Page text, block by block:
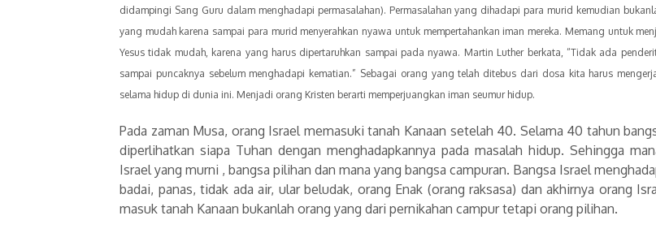
didampingi Sang Guru dalam menghadapi permasalahan). Permasalahan yang dihadapi para murid kemudian
yang mudah karena sampai para murid menyerahkan nyawa untuk mempertahankan iman mereka. Memang untuk
Yesus tidak mudah, karena yang harus dipertaruhkan sampai pada nyawa. Martin Luther berkata, “Tidak ada
sampai puncaknya sebelum menghadapi kematian.” Sebagai orang yang telah ditebus dari dosa kita harus
selama hidup di dunia ini. Menjadi orang Kristen berarti memperjuangkan iman seumur hidup.
Pada zaman Musa, orang Israel memasuki tanah Kanaan setelah 40. Selama 40 tahun
diperlihatkan siapa Tuhan dengan menghadapkannya pada masalah hidup. Sehingga
Israel yang murni , bangsa pilihan dan mana yang bangsa campuran. Bangsa Israel
badai, panas, tidak ada air, ular beludak, orang Enak (orang raksasa) dan akhirnya orang
masuk tanah Kanaan bukanlah orang yang dari pernikahan campur tetapi orang pilihan.